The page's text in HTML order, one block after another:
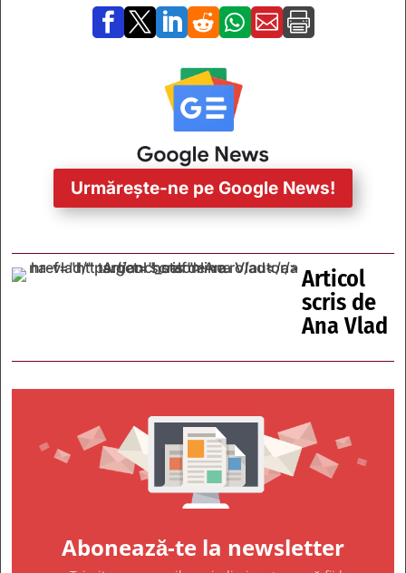
      
Urmărește-ne pe Google News!
Articol
scris de
Ana Vlad
Abonează-te la newsletter